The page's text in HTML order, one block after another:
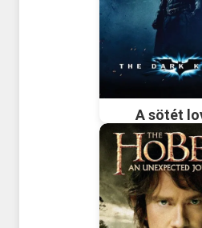
A sötét